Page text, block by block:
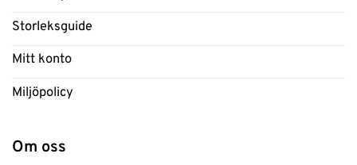
Storleksguide
Mitt konto
Miljöpolicy
Om oss